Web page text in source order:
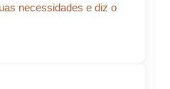
necessidades e diz o